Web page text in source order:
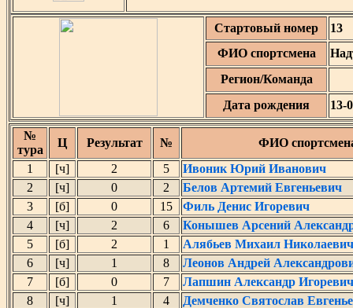
Стартовый номер
13
ФИО спортсмена
Регион/Команда
Дата рождения
13-
№
тура
Ц Результат №
ФИО
1
[ч] 2 5
Ивоник Юрий Иванович
2
[ч] 0 2
Белов Артемий Евгеньевич
3
[б] 0 15
Филь Денис Игоревич
4
[ч] 2 6
Конышев Арсений
5
[б] 2 1
Алябьев Михаил Николаевич
6
[ч] 1 8
Леонов Андрей
7
[б] 0 7
Лапшин Александр Игоревич
8
[ч] 1 4
Демченко Святослав